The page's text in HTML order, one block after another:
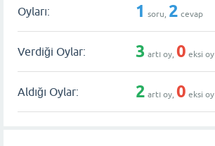
Oyları: 1 soru, 2 cevap
Verdiği Oylar: 3 artı oy, 0 eksi oy
Aldığı Oylar: 2 artı oy, 0 eksi oy